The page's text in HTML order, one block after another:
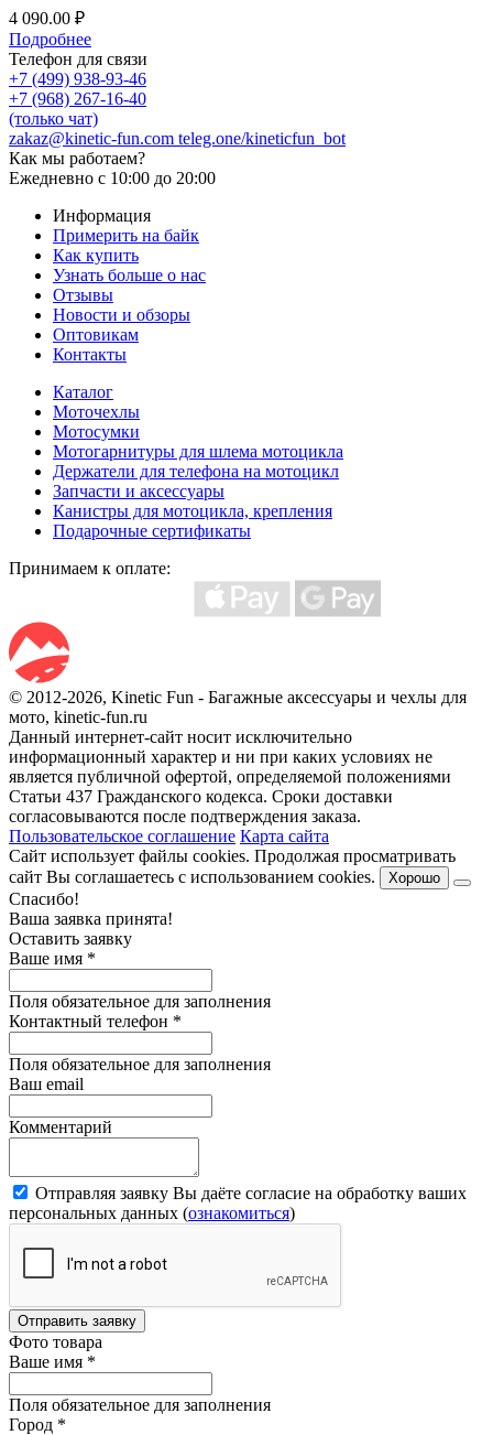
4 090.00 ₽
Подробнее
Телефон для связи
+7 (499) 938-93-46
+7 (968) 267-16-40
(только чат)
zakaz@kinetic-fun.com teleg.one/kineticfun_bot
Как мы работаем?
Ежедневно с 10:00 до 20:00
Информация
Примерить на байк
Как купить
Узнать больше о нас
Отзывы
Новости и обзоры
Оптовикам
Контакты
Каталог
Моточехлы
Мотосумки
Мотогарнитуры для шлема мотоцикла
Держатели для телефона на мотоцикл
Запчасти и аксессуары
Канистры для мотоцикла, крепления
Подарочные сертификаты
Принимаем к оплате:
© 2012-2026, Kinetic Fun - Багажные аксессуары и чехлы для
мото, kinetic-fun.ru
Данный интернет-сайт носит исключительно
информационный характер и ни при каких условиях не
является публичной офертой, определяемой положениями
Статьи 437 Гражданского кодекса. Сроки доставки
согласовываются после подтверждения заказа.
Пользовательское соглашение Карта сайта
Сайт использует файлы cookies. Продолжая просматривать
сайт Вы соглашаетесь с использованием cookies.
Хорошо
Спасибо!
Ваша заявка принята!
Оставить заявку
Ваше имя *
Поля обязательное для заполнения
Контактный телефон *
Поля обязательное для заполнения
Ваш email
Комментарий
Отправляя заявку Вы даёте согласие на обработку ваших
персональных данных (ознакомиться)
Отправить заявку
Фото товара
Ваше имя *
Поля обязательное для заполнения
Город *